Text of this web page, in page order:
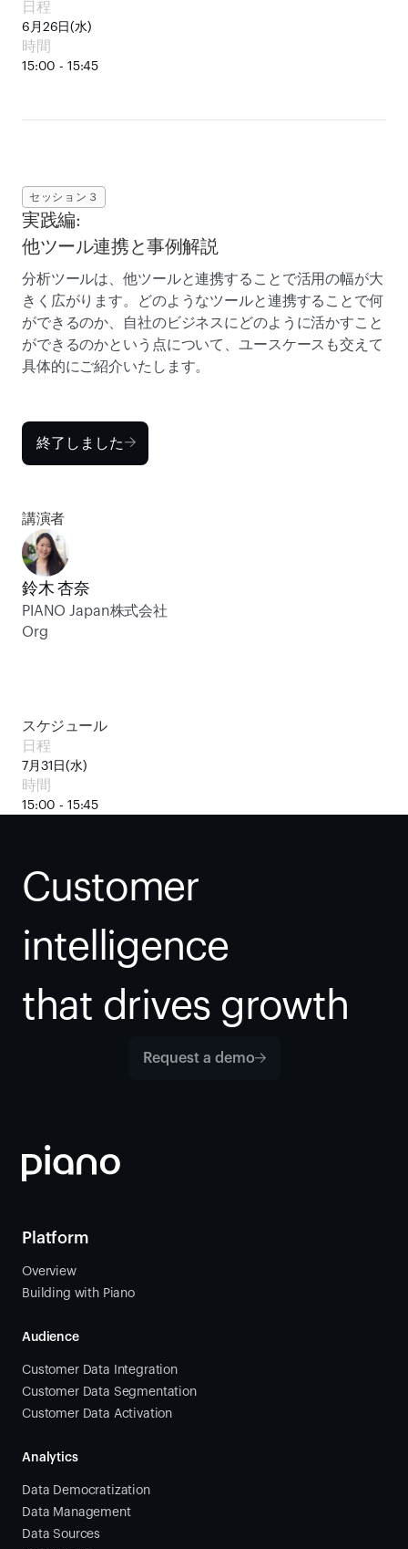
日程
6月26日(水)
時間
15:00 - 15:45
実践編:
他ツール連携と事例解説
分析ツールは、他ツールと連携することで活用の幅が大
きく広がります。どのようなツールと連携することで何
ができるのか、自社のビジネスにどのように活かすこと
ができるのかという点について、ユースケースも交えて
具体的にご紹介いたします。
セッション３
終了しました
講演者
鈴木 杏奈
PIANO Japan株式会社
Org
スケジュール
日程
7月31日(水)
時間
15:00 - 15:45
Customer
intelligence
that drives growth
Request a demo
Platform
Overview
Building with Piano
Audience
Customer Data Integration
Customer Data Segmentation
Customer Data Activation
Analytics
Data Democratization
Data Management
Data Sources